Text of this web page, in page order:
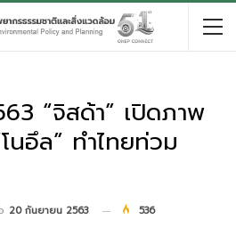
“จิสด้า” เปิดภาพ
นอึล” ทำไทยท่วม
20 กันยายน 2563 536